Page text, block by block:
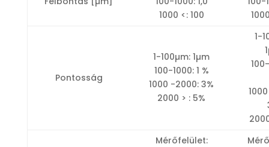
1000 <: 100
Pontosság
1-100µm: 1µm
100-1000: 1 %
1000 -2000: 3%
2000 > : 5%
1-
Mérőfelület: